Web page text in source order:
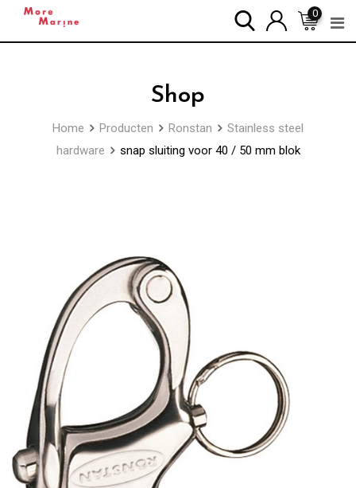
0
Shop
Home Producten Ronstan
Stainless steel
hardware
snap sluiting voor 40 / 50 mm blok